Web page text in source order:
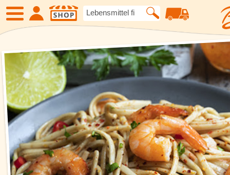
SHOP
Neue Produkte Angebote
Eiskrem Früchte
Gemüse Suppen